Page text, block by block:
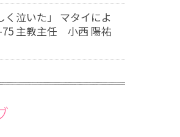
く泣いた」 マタイによ
75 主教主任 小西 陽祐